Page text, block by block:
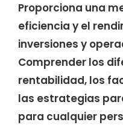
Proporciona una
eficiencia y el
inversiones y
Comprender los
rentabilidad, los
las estrategias
para cualquier